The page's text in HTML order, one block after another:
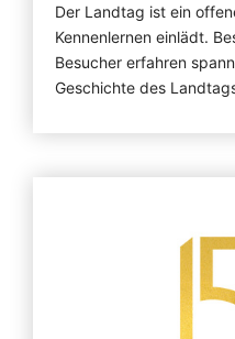
Der Landtag ist ein
Kennenlernen einlädt.
Besucher erfahren
Geschichte des